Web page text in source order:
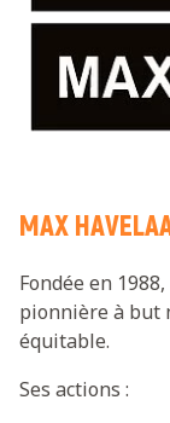
MAX
Fondée en 1988,
pionnière à but
équitable.
Ses actions :